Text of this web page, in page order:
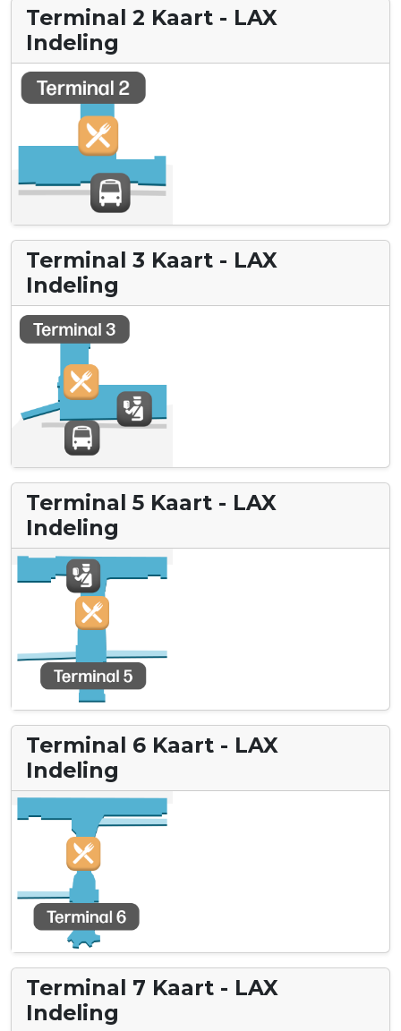
Terminal 2 Kaart - LAX
Indeling
Terminal 3 Kaart - LAX
Indeling
Terminal 5 Kaart - LAX
Indeling
Terminal 6 Kaart - LAX
Indeling
Terminal 7 Kaart - LAX
Indeling